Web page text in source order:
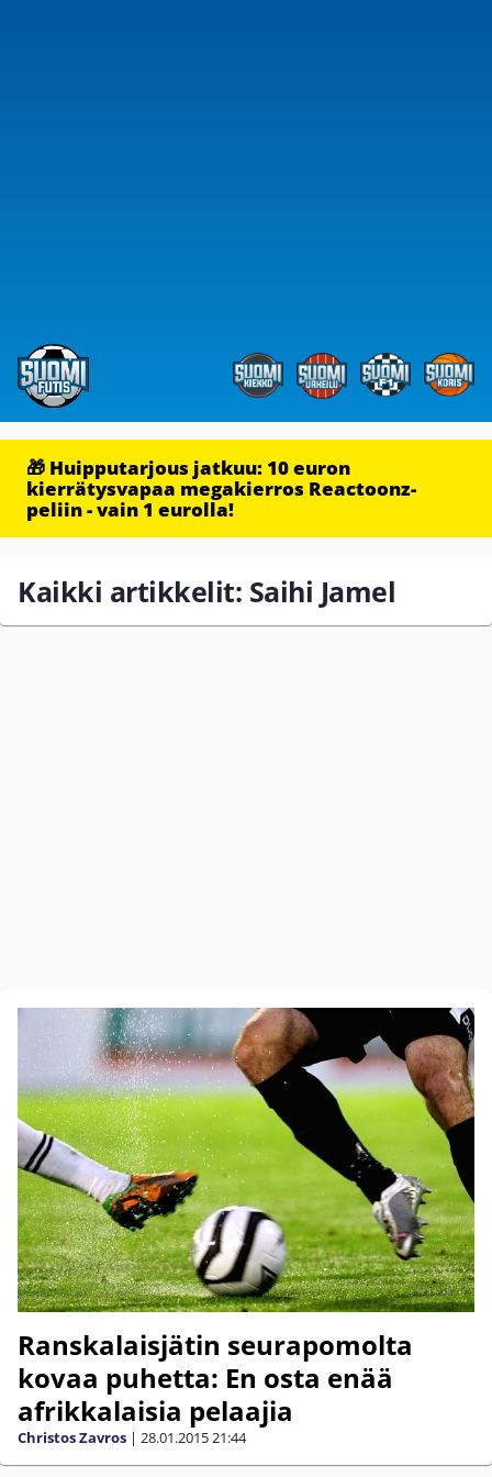
🎁 Huipputarjous jatkuu: 10 euron
kierrätysvapaa megakierros Reactoonz-
peliin - vain 1 eurolla!
Kaikki artikkelit: Saihi Jamel
Ranskalaisjätin seurapomolta
kovaa puhetta: En osta enää
afrikkalaisia pelaajia
Christos Zavros | 28.01.201521:44